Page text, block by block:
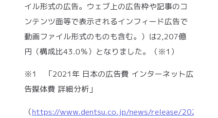
イル形式の広告。ウェブ上の広告枠や記事のコ
ンテンツ面等で表示されるインフィード広告で
動画ファイル形式のものも含む。）は2,207億
円（構成比43.0％）となりました。（※1）
※1 「2021年 日本の広告費 インターネット広
告媒体費 詳細分析」
（https://www.dentsu.co.jp/news/release/2022/